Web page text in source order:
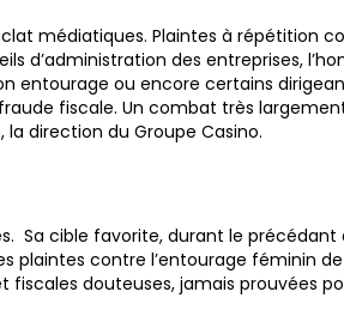
médiatiques. Plaintes à répétition
d’administration des entreprises,
entourage ou encore certains
fiscale. Un combat très
direction du Groupe Casino.
Sa cible favorite, durant le
plaintes contre l’entourage féminin de
fiscales douteuses, jamais prouvées